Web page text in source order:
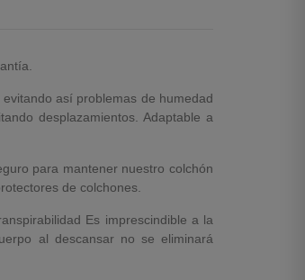
así problemas de humedad
desplazamientos. Adaptable a
para mantener nuestro colchón
de colchones.
Es imprescindible a la
al descansar no se eliminará